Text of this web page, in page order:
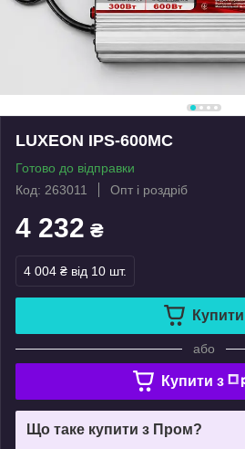
LUXEON IPS-600МС
Готово до відправки
Код: 263011
Опт і роздріб
4 232 ₴
4 004 ₴ від 10 шт.
Купити
або
Купити з
Що таке купити з Пром?